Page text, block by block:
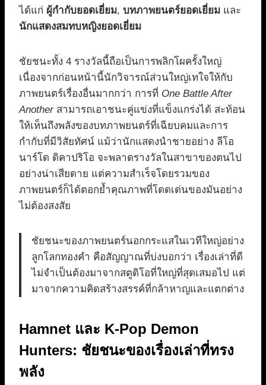
ได้แก่ ผู้กำกับยอดเยี่ยม, บทภาพยนตร์ยอดเยี่ยม และ
นักแสดงสมทบหญิงยอดเยี่ยม
ชัยชนะทั้ง 4 รางวัลนี้ถือเป็นการพลิกโผครั้งใหญ่
เนื่องจากก่อนหน้านี้นักวิจารณ์ส่วนใหญ่เทใจให้กับ
ภาพยนตร์เรื่องอื่นมากกว่า การที่ One Battle After
Anotherสามารถเอาชนะคู่แข่งที่แข็งแกร่งได้ สะท้อน
ให้เห็นถึงพลังของบทภาพยนตร์ที่เฉียบคมและการ
กำกับที่มีวิสัยทัศน์ แม้ว่านักแสดงนำชายอย่าง ลีโอ
นาร์โด ดิคาปริโอ จะพลาดรางวัลในสาขาของตนไป
อย่างน่าเสียดาย แต่ความสำเร็จโดยรวมของ
ภาพยนตร์ก็ได้ตอกย้ำคุณภาพที่โดดเด่นของมันอย่าง
ไม่ต้องสงสัย
ชัยชนะของภาพยนตร์นอกกระแสในเวทีใหญ่อย่าง
ลูกโลกทองคำ คือสัญญาณที่บ่งบอกว่า เรื่องเล่าที่ดี
ไม่จำเป็นต้องมาจากสตูดิโอที่ใหญ่ที่สุดเสมอไป แต่
มาจากความคิดสร้างสรรค์ที่กล้าหาญและแตกต่าง
Hamnet และ K-Pop Demon
Hunters: ชัยชนะของเรื่องเล่าที่ทรง
พลัง